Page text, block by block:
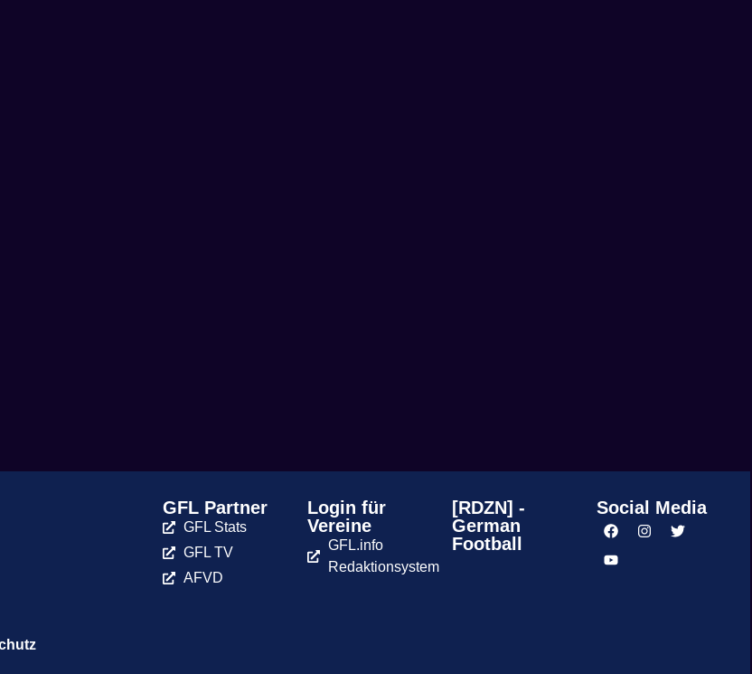
GFL Partner
GFL Stats
GFL TV
AFVD
Login für
Vereine
GFL.info
Redaktionsystem
[RDZN] -
German
Football
Social Media